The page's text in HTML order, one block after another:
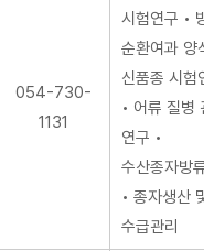
054-730-
1131
시험연구 • 방
순환여과 양
신품종 시험
• 어류 질병
연구 •
수산종자방류
• 종자생산
수급관리